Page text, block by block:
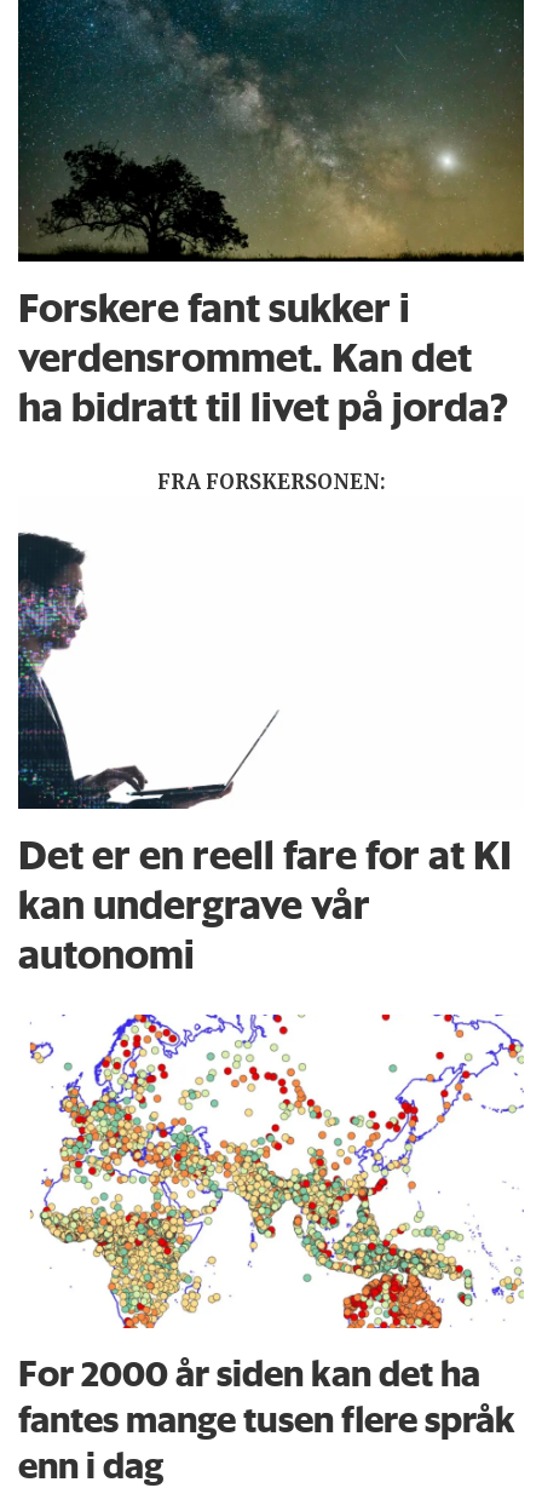
Forskere fant sukker i
verdensrommet. Kan det
ha bidratt til livet på jorda?
FRA FORSKERSONEN:
Det er en reell fare for at KI
kan undergrave vår
autonomi
For 2000 år siden kan det ha
fantes mange tusen flere språk
enn i dag